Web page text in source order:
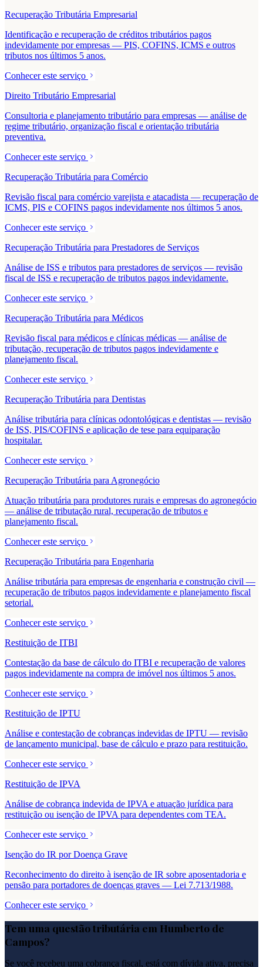
Recuperação Tributária Empresarial
Identificação e recuperação de créditos tributários pagos
indevidamente por empresas — PIS, COFINS, ICMS e outros
tributos nos últimos 5 anos.
Conhecer este serviço
Direito Tributário Empresarial
Consultoria e planejamento tributário para empresas — análise de
regime tributário, organização fiscal e orientação tributária
preventiva.
Conhecer este serviço
Recuperação Tributária para Comércio
Revisão fiscal para comércio varejista e atacadista — recuperação de
ICMS, PIS e COFINS pagos indevidamente nos últimos 5 anos.
Conhecer este serviço
Recuperação Tributária para Prestadores de Serviços
Análise de ISS e tributos para prestadores de serviços — revisão
fiscal de ISS e recuperação de tributos pagos indevidamente.
Conhecer este serviço
Recuperação Tributária para Médicos
Revisão fiscal para médicos e clínicas médicas — análise de
tributação, recuperação de tributos pagos indevidamente e
planejamento fiscal.
Conhecer este serviço
Recuperação Tributária para Dentistas
Análise tributária para clínicas odontológicas e dentistas — revisão
de ISS, PIS/COFINS e aplicação de tese para equiparação
hospitalar.
Conhecer este serviço
Recuperação Tributária para Agronegócio
Atuação tributária para produtores rurais e empresas do agronegócio
— análise de tributação rural, recuperação de tributos e
planejamento fiscal.
Conhecer este serviço
Recuperação Tributária para Engenharia
Análise tributária para empresas de engenharia e construção civil —
recuperação de tributos pagos indevidamente e planejamento fiscal
setorial.
Conhecer este serviço
Restituição de ITBI
Contestação da base de cálculo do ITBI e recuperação de valores
pagos indevidamente na compra de imóvel nos últimos 5 anos.
Conhecer este serviço
Restituição de IPTU
Análise e contestação de cobranças indevidas de IPTU — revisão
de lançamento municipal, base de cálculo e prazo para restituição.
Conhecer este serviço
Restituição de IPVA
Análise de cobrança indevida de IPVA e atuação jurídica para
restituição ou isenção de IPVA para dependentes com TEA.
Conhecer este serviço
Isenção do IR por Doença Grave
Reconhecimento do direito à isenção de IR sobre aposentadoria e
pensão para portadores de doenças graves — Lei 7.713/1988.
Conhecer este serviço
Tem uma questão tributária em Humberto de
Campos?
Se você recebeu uma cobrança fiscal, está com dívida ativa, precisa